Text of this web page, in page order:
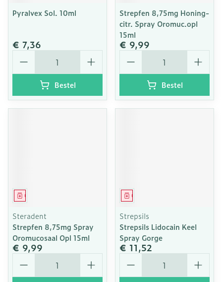
Pyralvex Sol. 10ml
€ 7,36
Aantal
Bestel
Strepfen 8,75mg Honing-
citr. Spray Oromuc.opl
15ml
€ 9,99
Aantal
Bestel
Geneesmiddel
Steradent
Strepfen 8,75mg Spray
Oromucosaal Opl 15ml
€ 9,99
Aantal
Geneesmiddel
Strepsils
Strepsils Lidocain Keel
Spray Gorge
€ 11,52
Aantal